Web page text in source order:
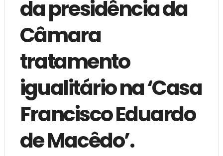
da presidência da
Câmara
tratamento
igualitário na ‘Casa
Francisco Eduardo
de Macêdo’.